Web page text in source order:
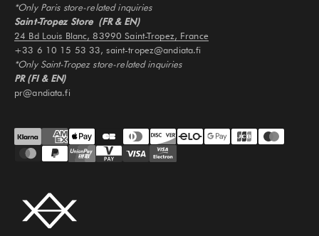
*Only Paris store-related inquiries
Saint-Tropez Store (FR & EN)
24 Bd Louis Blanc, 83990 Saint-Tropez, France
+33 6 10 15 53 33, saint-tropez@andiata.fi
*Only Saint-Tropez store-related inquiries
PR (FI & EN)
pr@andiata.fi